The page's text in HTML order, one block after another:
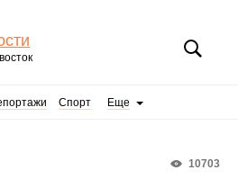
Спорт Еще
10703